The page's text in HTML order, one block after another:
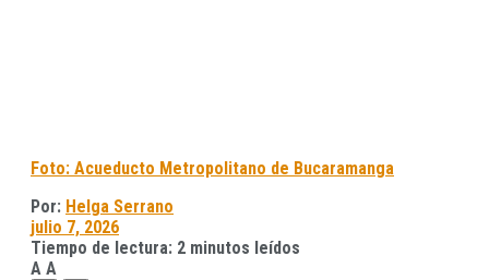
Foto: Acueducto Metropolitano de Bucaramanga
Por: Helga Serrano
julio 7, 2026
Tiempo de lectura: 2 minutos leídos
A A